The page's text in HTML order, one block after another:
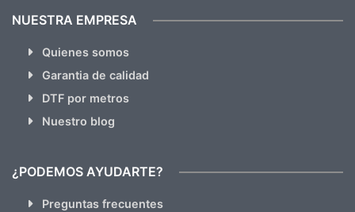
NUESTRA EMPRESA
Quienes somos
Garantia de calidad
DTF por metros
Nuestro blog
¿PODEMOS AYUDARTE?
Preguntas frecuentes